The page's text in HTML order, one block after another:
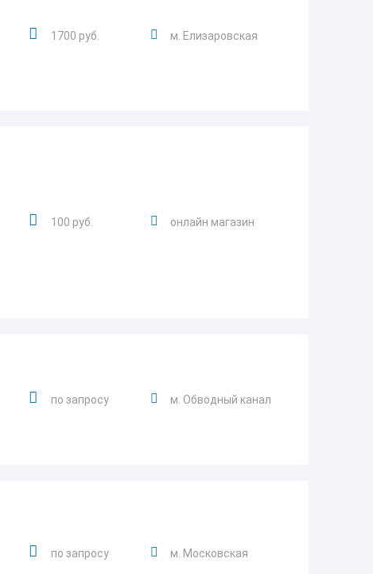
1700 руб. м. Елизаровская
100 руб. онлайн магазин
по запросу м. Обводный канал
по запросу м. Московская